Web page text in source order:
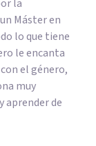
la
Máster en
lo que tiene
le encanta
el género,
muy
aprender de